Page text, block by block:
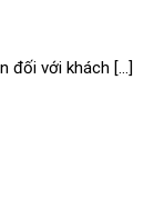
đối với khách […]